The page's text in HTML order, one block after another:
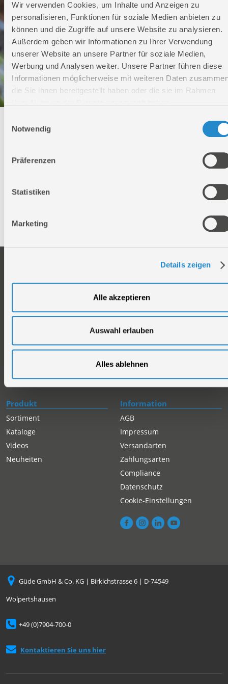
Wir verwenden Cookies, um Inhalte und Anzeigen zu
personalisieren, Funktionen für soziale Medien anbieten zu
können und die Zugriffe auf unsere Website zu analysieren.
Außerdem geben wir Informationen zu Ihrer Verwendung
unserer Website an unsere Partner für soziale Medien,
Werbung und Analysen weiter. Unsere Partner führen diese
Informationen möglicherweise mit weiteren Daten
die Sie ihnen bereitgestellt haben oder die sie im Rahmen
Notwendig
Präferenzen
Statistiken
Marketing
Details zeigen
Alle akzeptieren
Auswahl erlauben
Alles ablehnen
Technischer Service
Montag - Freitag
Geschlossen
Telefax: +49 (0)7904-70051999
Händlersuche
Servicepartner-International
Autorisierter Internetpartner
Reparaturauftrag/Reklamation
Rückgabe gekaufter Artikel
Produkt
Sortiment
Kataloge
Videos
Neuheiten
Information
AGB
Impressum
Versandarten
Zahlungsarten
Compliance
Datenschutz
Cookie-Einstellungen
Güde GmbH & Co. KG | Birkichstrasse 6 | D-74549
Wolpertshausen
+49 (0)7904-700-0
Kontaktieren Sie uns hier